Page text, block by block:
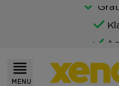
MENU